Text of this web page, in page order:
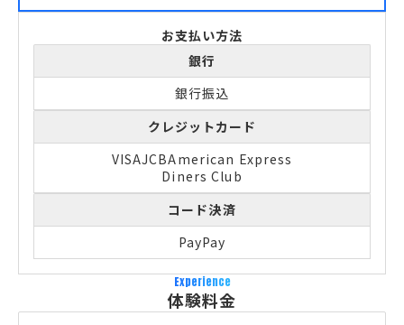
お支払い方法
銀行
銀行振込
クレジットカード
VISAJCBAmerican Express
Diners Club
コード決済
PayPay
Experience
体験料金